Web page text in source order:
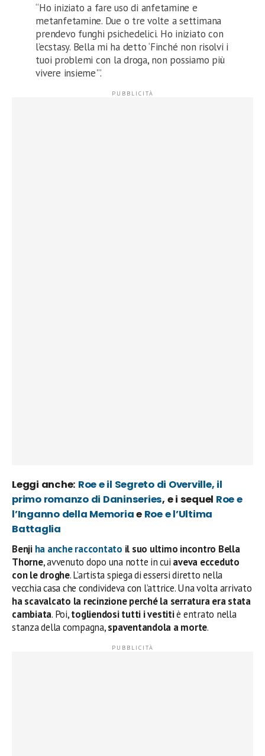
“Ho iniziato a fare uso di anfetamine e
metanfetamine. Due o tre volte a settimana
prendevo funghi psichedelici. Ho iniziato con
l’ecstasy. Bella mi ha detto ‘Finché non risolvi i
tuoi problemi con la droga, non possiamo più
vivere insieme'”.
Leggi anche: Roe e il Segreto di Overville, il
primo romanzo di Daninseries, e i sequel Roe e
l’Inganno della Memoriae Roe e l’Ultima
Battaglia
Benji ha anche raccontato il suo ultimo incontro Bella
Thorne, avvenuto dopo una notte in cui aveva ecceduto
con le droghe. L’artista spiega di essersi diretto nella
vecchia casa che condivideva con l’attrice. Una volta arrivato
ha scavalcato la recinzione perché la serratura era stata
cambiata. Poi,togliendosi tutti i vestitiè entrato nella
stanza della compagna,spaventandola a morte.